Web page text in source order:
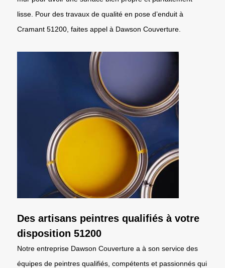
lisse. Pour des travaux de qualité en pose d’enduit à
Cramant 51200, faites appel à Dawson Couverture.
Des artisans peintres qualifiés à votre
disposition 51200
Notre entreprise Dawson Couverture a à son service des
équipes de peintres qualifiés, compétents et passionnés qui